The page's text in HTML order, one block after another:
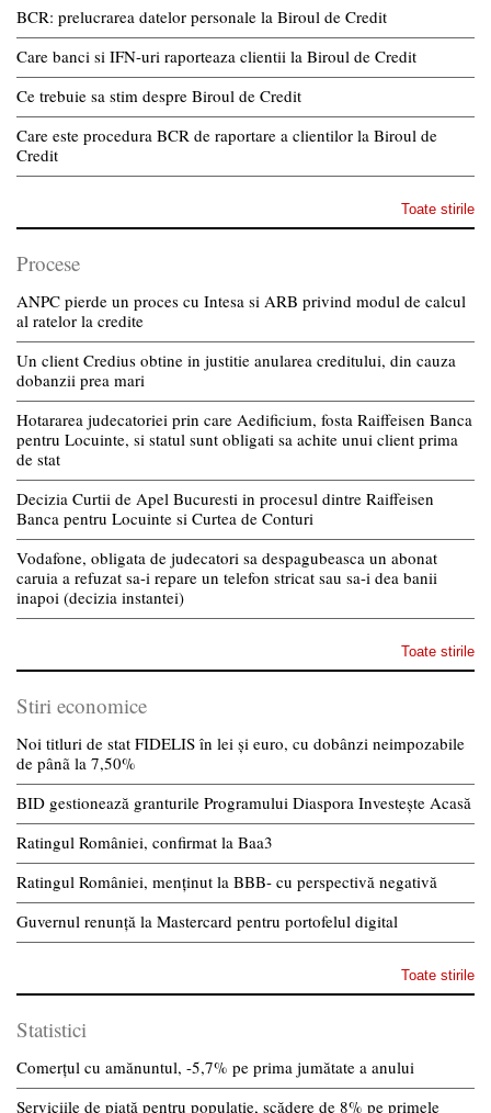
BCR: prelucrarea datelor personale la Biroul de Credit
Care banci si IFN-uri raporteaza clientii la Biroul de Credit
Ce trebuie sa stim despre Biroul de Credit
Care este procedura BCR de raportare a clientilor la Biroul de
Credit
Toate stirile
Procese
ANPC pierde un proces cu Intesa si ARB privind modul de calcul
al ratelor la credite
Un client Credius obtine in justitie anularea creditului, din cauza
dobanzii prea mari
Hotararea judecatoriei prin care Aedificium, fosta Raiffeisen Banca
pentru Locuinte, si statul sunt obligati sa achite unui client prima
de stat
Decizia Curtii de Apel Bucuresti in procesul dintre Raiffeisen
Banca pentru Locuinte si Curtea de Conturi
Vodafone, obligata de judecatori sa despagubeasca un abonat
caruia a refuzat sa-i repare un telefon stricat sau sa-i dea banii
inapoi (decizia instantei)
Toate stirile
Stiri economice
Noi titluri de stat FIDELIS în lei și euro, cu dobânzi neimpozabile
de pânã la 7,50%
BID gestionează granturile Programului Diaspora Investește Acasă
Ratingul României, confirmat la Baa3
Ratingul României, menținut la BBB- cu perspectivă negativă
Guvernul renunță la Mastercard pentru portofelul digital
Toate stirile
Statistici
Comerțul cu amănuntul, -5,7% pe prima jumătate a anului
Serviciile de piață pentru populație, scădere de 8% pe primele